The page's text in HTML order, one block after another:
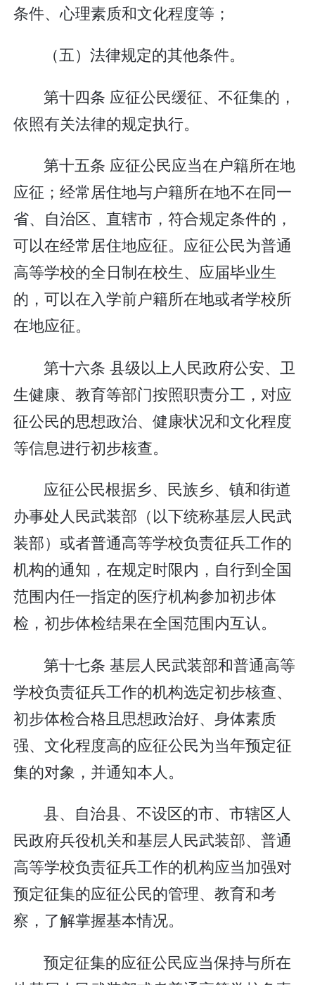
条件、心理素质和文化程度等；
（五）法律规定的其他条件。
第十四条 应征公民缓征、不征集的，
依照有关法律的规定执行。
第十五条 应征公民应当在户籍所在地
应征；经常居住地与户籍所在地不在同一
省、自治区、直辖市，符合规定条件的，
可以在经常居住地应征。应征公民为普通
高等学校的全日制在校生、应届毕业生
的，可以在入学前户籍所在地或者学校所
在地应征。
第十六条 县级以上人民政府公安、卫
生健康、教育等部门按照职责分工，对应
征公民的思想政治、健康状况和文化程度
等信息进行初步核查。
应征公民根据乡、民族乡、镇和街道
办事处人民武装部（以下统称基层人民武
装部）或者普通高等学校负责征兵工作的
机构的通知，在规定时限内，自行到全国
范围内任一指定的医疗机构参加初步体
检，初步体检结果在全国范围内互认。
第十七条 基层人民武装部和普通高等
学校负责征兵工作的机构选定初步核查、
初步体检合格且思想政治好、身体素质
强、文化程度高的应征公民为当年预定征
集的对象，并通知本人。
县、自治县、不设区的市、市辖区人
民政府兵役机关和基层人民武装部、普通
高等学校负责征兵工作的机构应当加强对
预定征集的应征公民的管理、教育和考
察，了解掌握基本情况。
预定征集的应征公民应当保持与所在